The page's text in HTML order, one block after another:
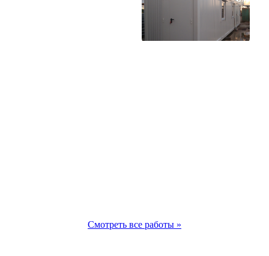
Смотреть все работы »